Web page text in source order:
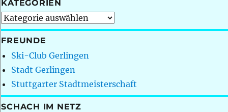
KATEGORIEN
Kategorien
FREUNDE
Ski-Club Gerlingen
Stadt Gerlingen
Stuttgarter Stadtmeisterschaft
SCHACH IM NETZ